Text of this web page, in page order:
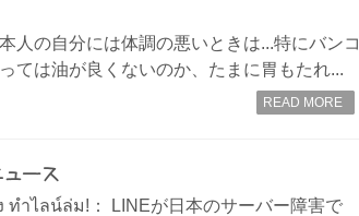
人の自分には体調の悪いときは...特にバンコ
ては油が良くないのか、たまに胃もたれ...
READ MORE
ース
ำไลน์ล่ม!： LINEが日本のサーバー障害で